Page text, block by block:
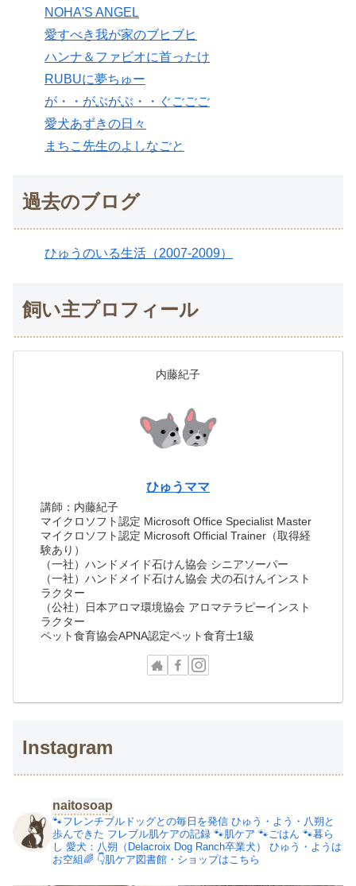
NOHA'S ANGEL
愛すべき我が家のブヒブヒ
ハンナ＆ファビオに首ったけ
RUBUに夢ちゅー
が・・がぶがぶ・・ぐごごご
愛犬あずきの日々
まちこ先生のよしなごと
過去のブログ
ひゅうのいる生活（2007-2009）
飼い主プロフィール
内藤紀子
ひゅうママ
講師：内藤紀子
マイクロソフト認定 Microsoft Office Specialist Master
マイクロソフト認定 Microsoft Official Trainer（取得経
験あり）
（一社）ハンドメイド石けん協会 シニアソーパー
（一社）ハンドメイド石けん協会 犬の石けんインスト
ラクター
（公社）日本アロマ環境協会 アロマテラピーインスト
ラクター
ペット食育協会APNA認定ペット食育士1級
Instagram
naitosoap
🐾フレンチブルドッグとの毎日を発信 ひゅう・よう・八朔と
歩んできた フレブル肌ケアの記録 🐾肌ケア 🐾ごはん 🐾暮ら
し 愛犬：八朔（Delacroix Dog Ranch卒業犬）
ひゅう・ようは
お空組🌈 👇肌ケア図書館・ショップはこちら